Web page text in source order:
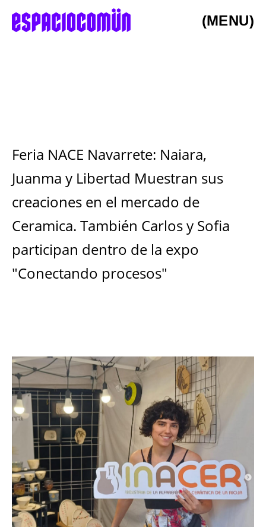
(MENU)
Feria NACE Navarrete: Naiara,
Juanma y Libertad Muestran sus
creaciones en el mercado de
Ceramica. También Carlos y Sofia
participan dentro de la expo
"Conectando procesos"